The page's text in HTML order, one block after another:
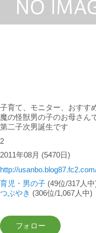
子育て、モニター、おすす
魔の怪獣男の子のお母さん
第二子次男誕生です
2
2011年08月 (5470日)
http://
育児・男の子 (49位/317人中
つぶやき (306位/1,067人中)